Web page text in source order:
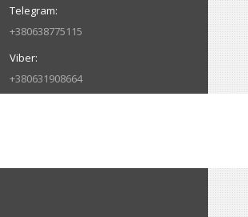
+380638775115
+380631908664